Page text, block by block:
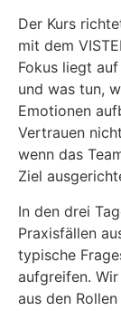
Der Kurs
mit dem
Fokus liegt
und was tun,
Emotionen
Vertrauen
wenn das
Ziel
In den drei
Praxisfällen
typische
aufgreifen.
aus den